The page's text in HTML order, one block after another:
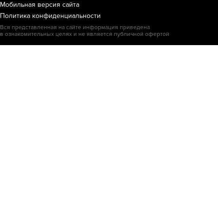
Мобильная версия сайта
Политика конфиденциальности
Вся представленная на сайте информация приведена
в ознакомительных целях и не является публичной офертой